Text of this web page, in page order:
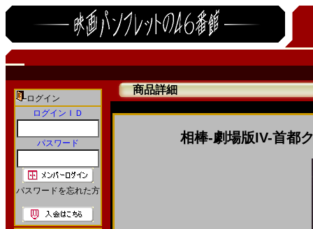
ログイン
ログインＩＤ
パスワード
パスワードを忘れた方
商品詳細
相棒-劇場版IV-首都